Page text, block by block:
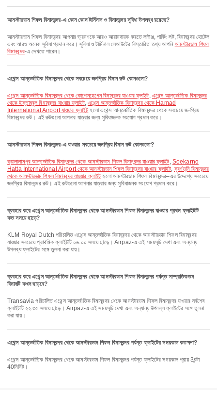
আমস্টারডাম শিফল বিমানবন্দর-এ কোন কোন টার্মিনাল ও বিমানবন্দর সুবিধা উপলব্ধ রয়েছে?
আমস্টারডাম শিফল বিমানবন্দর আপনার ভ্রমণকে আরও আরামদায়ক করতে লাউঞ্জ, পার্কিং লট, বিমানবন্দর হোটেল
এবং আরও অনেক সুবিধা প্রদান করে। সুবিধা ও টার্মিনাল লেআউটের বিস্তারিত তথ্য আপনি আমস্টারডাম শিফল
বিমানবন্দর-এ দেখতে পারেন।
এথেন্স আন্তর্জাতিক বিমানবন্দর থেকে সবচেয়ে জনপ্রিয় বিমান রুট কোনগুলো?
এথেন্স আন্তর্জাতিক বিমানবন্দর থেকে কোপেনহেগেন বিমানবন্দর যাওয়ার ফ্লাইট, এথেন্স আন্তর্জাতিক বিমানবন্দর
থেকে ইস্তাম্বুল বিমানবন্দর যাওয়ার ফ্লাইট,এথেন্স আন্তর্জাতিক বিমানবন্দর থেকে Hamad
International Airport যাওয়ার ফ্লাইট হলো এথেন্স আন্তর্জাতিক বিমানবন্দর থেকে সবচেয়ে জনপ্রিয়
বিমানবন্দর রুট। এই রুটগুলো আপনার যাত্রার জন্য সুবিধাজনক সংযোগ প্রদান করে।
আমস্টারডাম শিফল বিমানবন্দর-এ যাওয়ার সবচেয়ে জনপ্রিয় বিমান রুট কোনগুলো?
কুয়ালালামপুর আন্তর্জাতিক বিমানবন্দর থেকে আমস্টারডাম শিফল বিমানবন্দর যাওয়ার ফ্লাইট, Soekarno
Hatta International Airport থেকে আমস্টারডাম শিফল বিমানবন্দর যাওয়ার ফ্লাইট, সুবর্ণভূমি বিমানবন্দর
থেকে আমস্টারডাম শিফল বিমানবন্দর যাওয়ার ফ্লাইট হলো আমস্টারডাম শিফল বিমানবন্দর–এর উদ্দেশ্যে সবচেয়ে
জনপ্রিয় বিমানবন্দর রুট। এই রুটগুলো আপনার যাত্রার জন্য সুবিধাজনক সংযোগ প্রদান করে।
ব্যবহার করে এথেন্স আন্তর্জাতিক বিমানবন্দর থেকে আমস্টারডাম শিফল বিমানবন্দর যাওয়ার প্রথম ফ্লাইটটি
কত সময়ে ছাড়ে?
KLM Royal Dutch পরিচালিত এথেন্স আন্তর্জাতিক বিমানবন্দর থেকে আমস্টারডাম শিফল বিমানবন্দর
যাওয়ার সবচেয়ে প্রাথমিক ফ্লাইটটি ০৬:০০ সময়ে ছাড়ে। Airpaz-এ এই সময়সূচি দেখা এবং অন্যান্য
উপলব্ধ ফ্লাইটের সঙ্গে তুলনা করা যায়।
ব্যবহার করে এথেন্স আন্তর্জাতিক বিমানবন্দর থেকে আমস্টারডাম শিফল বিমানবন্দর পর্যন্ত সাম্প্রতিকতম
বিমানটি কখন ছাড়বে?
Transavia পরিচালিত এথেন্স আন্তর্জাতিক বিমানবন্দর থেকে আমস্টারডাম শিফল বিমানবন্দর যাওয়ার সর্বশেষ
ফ্লাইটটি ২২:৩৫ সময়ে ছাড়ে। Airpaz-এ এই সময়সূচি দেখা এবং অন্যান্য উপলব্ধ ফ্লাইটের সঙ্গে তুলনা
করা যায়।
এথেন্স আন্তর্জাতিক বিমানবন্দর থেকে আমস্টারডাম শিফল বিমানবন্দর পর্যন্ত ফ্লাইটের সময়কাল কতক্ষণ?
এথেন্স আন্তর্জাতিক বিমানবন্দর থেকে আমস্টারডাম শিফল বিমানবন্দর পর্যন্ত ফ্লাইটের সময়কাল প্রায় 3ঘন্টা
40মিনিট।